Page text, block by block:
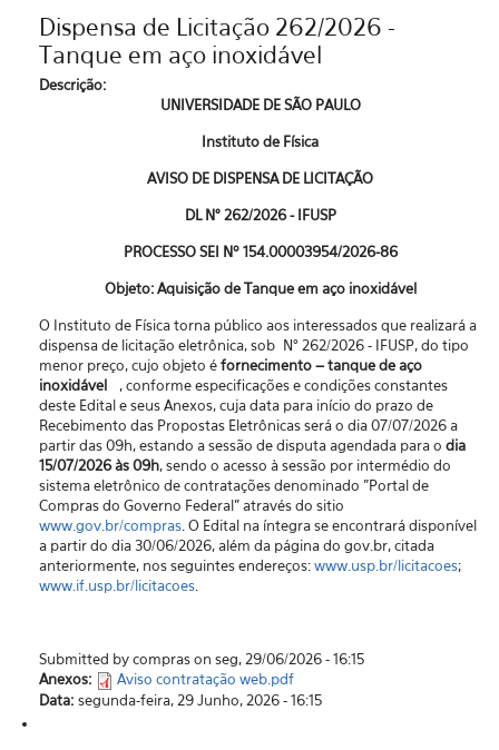
Dispensa de Licitação 262/2026 -
Tanque em aço inoxidável
Descrição:
UNIVERSIDADE DE SÃO PAULO
Instituto de Física
AVISO DE DISPENSA DE LICITAÇÃO
DL N° 262/2026 - IFUSP
PROCESSO SEI Nº 154.00003954/2026-86
Objeto: Aquisição de Tanque em aço inoxidável
O Instituto de Física torna público aos interessados que realizará a
dispensa de licitação eletrônica, sob N° 262/2026 - IFUSP, do tipo
menor preço, cujo objeto éfornecimento – tanque de aço
inoxidável, conforme especificações e condições constantes
deste Edital e seus Anexos, cuja data para início do prazo de
Recebimento das Propostas Eletrônicas será o dia 07/07/2026 a
partir das 09h, estando a sessão de disputa agendada para o dia
15/07/2026 às 09h, sendo o acesso à sessão por intermédio do
sistema eletrônico de contratações denominado "Portal de
Compras do Governo Federal” através do sitio
www.gov.br/compras. O Edital na íntegra se encontrará disponível
a partir do dia 30/06/2026, além da página do gov.br, citada
anteriormente, nos seguintes endereços:www.usp.br/licitacoes;
www.if.usp.br/licitacoes.
Submitted by compras on seg, 29/06/2026 - 16:15
Anexos:
Aviso contratação web.pdf
Data: segunda-feira, 29 Junho, 2026 - 16:15